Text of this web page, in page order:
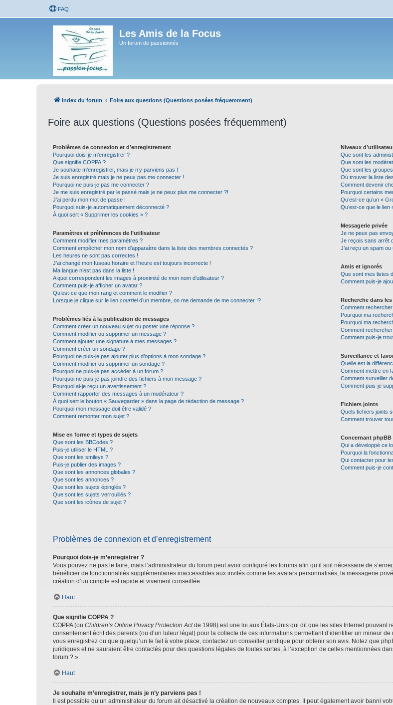
FAQ
Les Amis de la Focus
Un forum de passionnés
Index du forum Foire aux questions (Questions posées fréquemment)
Foire aux questions (Questions posées fréquemment)
Problèmes de connexion et d’enregistrement
Pourquoi dois-je m’enregistrer ?
Que signifie COPPA ?
Je souhaite m’enregistrer, mais je n’y parviens pas !
Je suis enregistré mais je ne peux pas me connecter !
Pourquoi ne puis-je pas me connecter ?
Je me suis enregistré par le passé mais je ne peux plus me connecter ?!
J’ai perdu mon mot de passe !
Pourquoi suis-je automatiquement déconnecté ?
À quoi sert « Supprimer les cookies » ?
Paramètres et préférences de l’utilisateur
Comment modifier mes paramètres ?
Comment empêcher mon nom d’apparaître dans la liste des membres connectés ?
Les heures ne sont pas correctes !
J’ai changé mon fuseau horaire et l’heure est toujours incorrecte !
Ma langue n’est pas dans la liste !
A quoi correspondent les images à proximité de mon nom d’utilisateur ?
Comment puis-je afficher un avatar ?
Qu’est-ce que mon rang et comment le modifier ?
Lorsque je clique sur le lien courrield’un membre, on me demande de me connecter !?
Problèmes liés à la publication de messages
Comment créer un nouveau sujet ou poster une réponse ?
Comment modifier ou supprimer un message ?
Comment ajouter une signature à mes messages ?
Comment créer un sondage ?
Pourquoi ne puis-je pas ajouter plus d’options à mon sondage ?
Comment modifier ou supprimer un sondage ?
Pourquoi ne puis-je pas accéder à un forum ?
Pourquoi ne puis-je pas joindre des fichiers à mon message ?
Pourquoi ai-je reçu un avertissement ?
Comment rapporter des messages à un modérateur ?
À quoi sert le bouton « Sauvegarder » dans la page de rédaction de message ?
Pourquoi mon message doit être validé ?
Comment remonter mon sujet ?
Mise en forme et types de sujets
Que sont les BBCodes ?
Puis-je utiliser le HTML ?
Que sont les smileys ?
Puis-je publier des images ?
Que sont les annonces globales ?
Que sont les annonces ?
Que sont les sujets épinglés ?
Que sont les sujets verrouillés ?
Que sont les icônes de sujet ?
Niveaux
Que sont les
Que sont les
Que sont les
Où trouver la liste
Comment devenir
Pourquoi certains
Qu’est-ce qu’un «
Qu’est-ce que le lien
Messagerie privée
Je ne peux pas
Je reçois sans arrêt
J’ai reçu un spam
Amis et ignorés
Que sont mes listes
Comment puis-je
Recherche dans
Comment
Pourquoi ma
Pourquoi ma
Comment
Comment puis-je
Surveillance et
Quelle est la
Comment mettre en
Comment surveiller
Comment puis-je
Fichiers joints
Quels fichiers joints
Comment trouver
Concernant phpBB
Qui a développé ce
Pourquoi la
Qui contacter pour
Comment puis-je
Problèmes de connexion et d’enregistrement
Pourquoi dois-je m’enregistrer ?
Vous pouvez ne pas le faire, mais l’administrateur du forum peut avoir configuré les forums afin qu’il soit nécessaire de
bénéficier de fonctionnalités supplémentaires inaccessibles aux invités comme les avatars personnalisés, la messagerie
création d’un compte est rapide et vivement conseillée.
Haut
Que signifie COPPA ?
COPPA (ou Children’s Online Privacy Protection Actde 1998) est une loi aux États-Unis qui dit que les sites Internet
consentement écrit des parents (ou d’un tuteur légal) pour la collecte de ces informations permettant d’identifier un mineur
vous enregistrez ou que quelqu’un le fait à votre place, contactez un conseiller juridique pour obtenir son avis. Notez que
juridiques et ne sauraient être contactés pour des questions légales de toutes sortes, à l’exception de celles mentionnées
forum ? ».
Haut
Je souhaite m’enregistrer, mais je n’y parviens pas !
Il est possible qu’un administrateur du forum ait désactivé la création de nouveaux comptes. Il peut également avoir banni